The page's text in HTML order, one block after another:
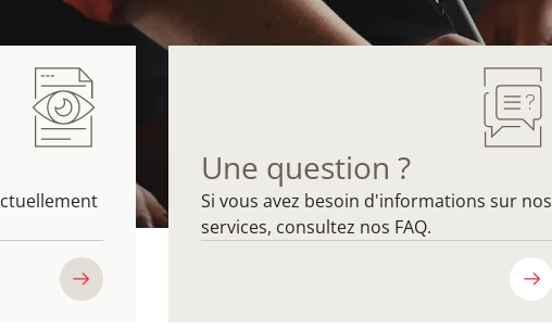
Une question ?
Si vous avez besoin d'informations sur nos
services, consultez nos FAQ.